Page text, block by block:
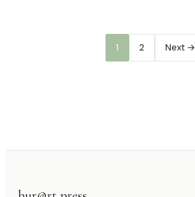
の
ペ
1 2 Next →